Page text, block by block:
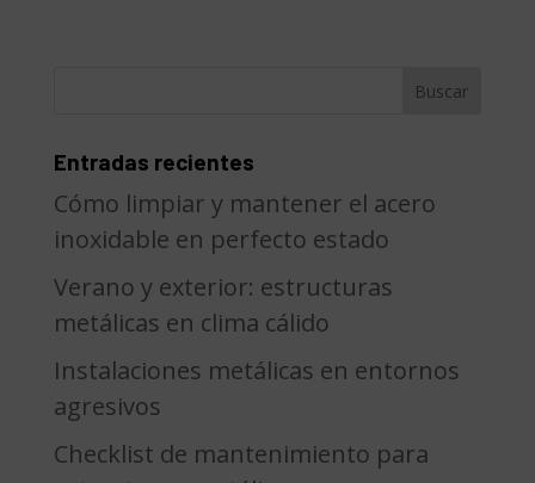
Entradas recientes
Cómo limpiar y mantener el acero
inoxidable en perfecto estado
Verano y exterior: estructuras
metálicas en clima cálido
Instalaciones metálicas en entornos
agresivos
Checklist de mantenimiento para